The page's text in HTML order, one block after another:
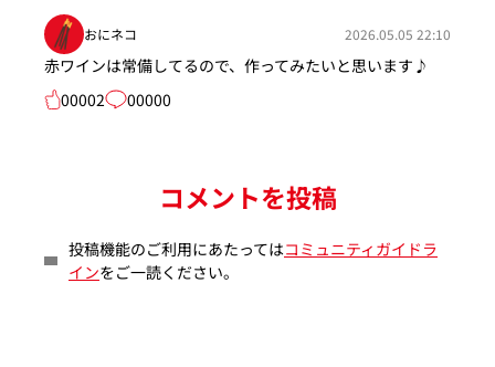
おにネコ 2026.05.05 22:10
赤ワインは常備してるので、作ってみたいと思います♪
00002
00000
コメントを投稿
投稿機能のご利用にあたってはコミュニティガイドラ
インをご一読ください。